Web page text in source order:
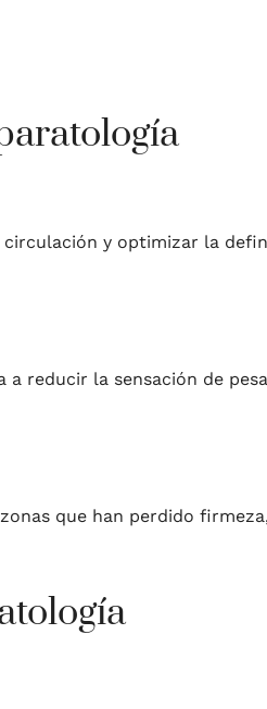
y optimizar la
reducir la sensación de
que han perdido